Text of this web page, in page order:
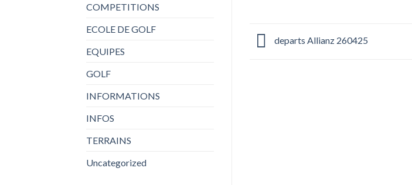
COMPETITIONS
ECOLE DE GOLF
EQUIPES
GOLF
INFORMATIONS
INFOS
TERRAINS
Uncategorized
departs Allianz 260425